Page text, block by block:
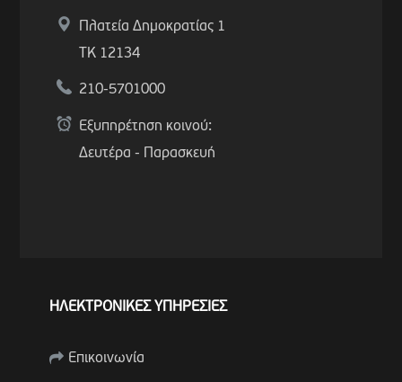
Πλατεία Δημοκρατίας 1
ΤΚ 12134
210-5701000
Εξυπηρέτηση κοινού:
Δευτέρα - Παρασκευή
ΗΛΕΚΤΡΟΝΙΚΕΣ ΥΠΗΡΕΣΙΕΣ
Επικοινωνία